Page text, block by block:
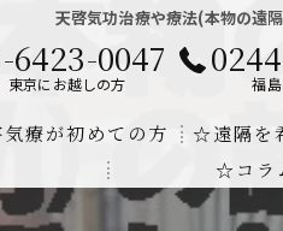
天啓気功治療や療法(本物の遠
6423-0047
東京にお越しの方 福
療が初めての方 ☆遠隔を
遠隔気功
☆コラ